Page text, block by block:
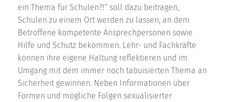
ein Thema für Schulen?!“ soll dazu beitragen,
Schulen zu einem Ort werden zu lassen, an dem
Betroffene kompetente Ansprechpersonen sowie
Hilfe und Schutz bekommen. Lehr- und Fachkräfte
können ihre eigene Haltung reflektieren und im
Umgang mit dem immer noch tabuisierten Thema an
Sicherheit gewinnen. Neben Informationen über
Formen und mögliche Folgen sexualisierter